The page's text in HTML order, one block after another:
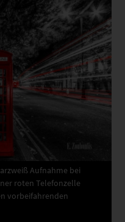
Aufnahme bei
roten Telefonzelle
vorbeifahrenden